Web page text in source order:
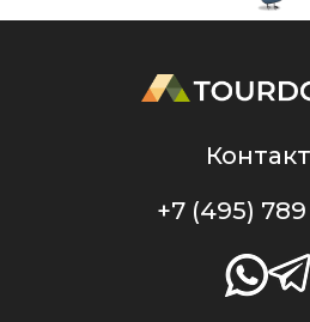
+7 (495)